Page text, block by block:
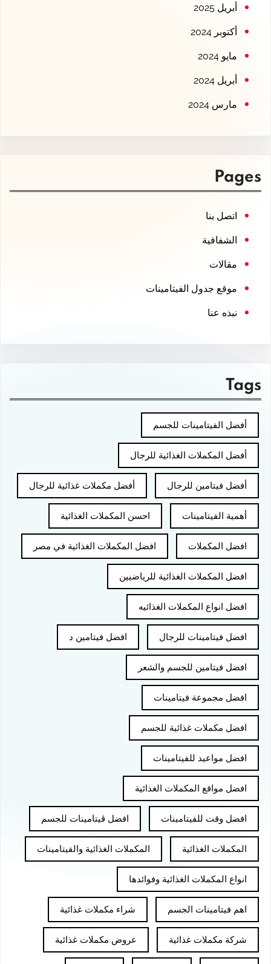
أبريل 2025
أكتوبر 2024
مايو 2024
أبريل 2024
مارس 2024
Pages
اتصل بنا
الشفافية
مقالات
موقع جدول الفيتامينات
نبذه عنا
Tags
أفضل الفيتامينات للجسم
أفضل المكملات الغذائية للرجال
أفضل فيتامين للرجال أفضل مكملات غذائية للرجال
أهمية الفيتامينات احسن المكملات الغذائية
افضل المكملات افضل المكملات الغذائية في مصر
افضل المكملات الغذائية للرياضيين
افضل انواع المكملات الغذائيه
افضل فيتامينات للرجال افضل فيتامين د
افضل فيتامين للجسم والشعر
افضل مجموعة فيتامينات
افضل مكملات غذائية للجسم
افضل مواعيد للفيتامينات
افضل مواقع المكملات الغذائية
افضل وقت للفيتامينات افضل ڤيتامينات للجسم
المكملات الغذائية المكملات الغذائية والفيتامينات
انواع المكملات الغذائية وفوائدها
اهم فيتامينات الجسم شراء مكملات غذائية
شركة مكملات غذائية عروض مكملات غذائية